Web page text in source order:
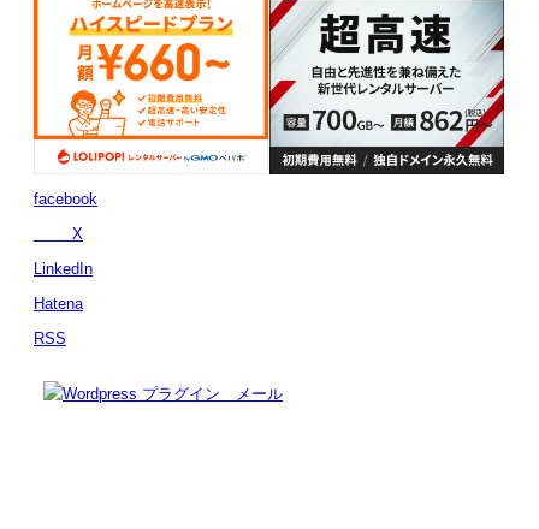
facebook
X
LinkedIn
Hatena
RSS